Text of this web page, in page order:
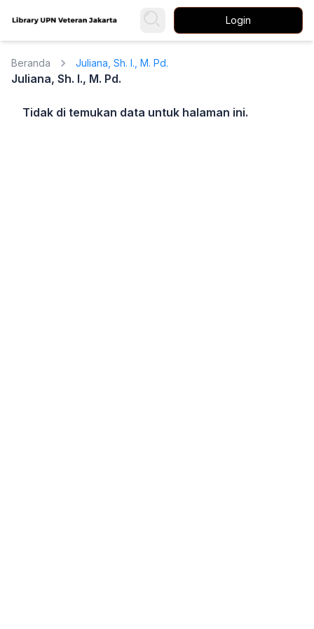
Login
Beranda Juliana, Sh. I., M. Pd.
Juliana, Sh. I., M. Pd.
Tidak di temukan data untuk halaman ini.